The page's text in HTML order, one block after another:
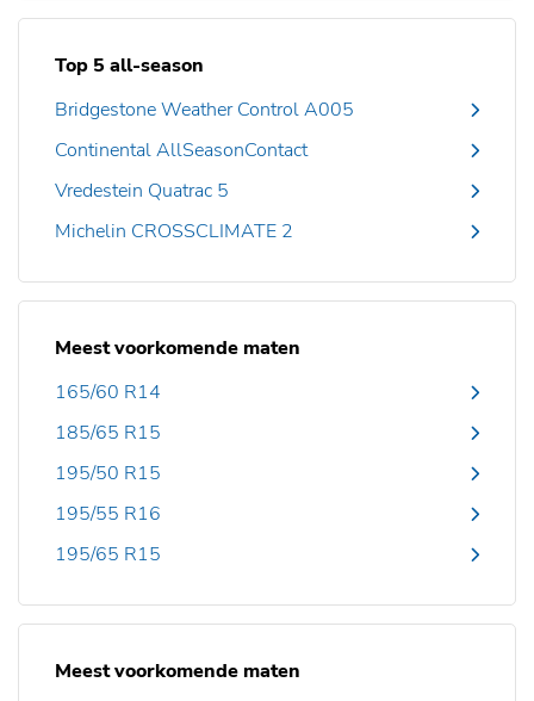
Top 5 all-season
Bridgestone Weather Control A005
Continental AllSeasonContact
Vredestein Quatrac 5
Michelin CROSSCLIMATE 2
Meest voorkomende maten
165/60 R14
185/65 R15
195/50 R15
195/55 R16
195/65 R15
Meest voorkomende maten